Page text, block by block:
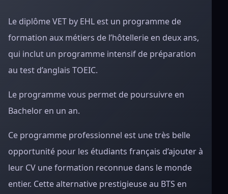
Le diplôme VET by EHL est un programme de
formation aux métiers de l’hôtellerie en deux ans,
qui inclut un programme intensif de préparation
au test d’anglais TOEIC.
Le programme vous permet de poursuivre en
Bachelor en un an.
Ce programme professionnel est une très belle
opportunité pour les étudiants français d’ajouter à
leur CV une formation reconnue dans le monde
entier. Cette alternative prestigieuse au BTS en